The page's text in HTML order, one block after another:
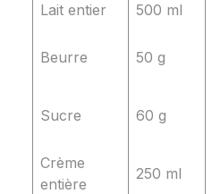
Lait entier 500 ml
Beurre 50 g
Sucre 60 g
Crème
entière
250 ml